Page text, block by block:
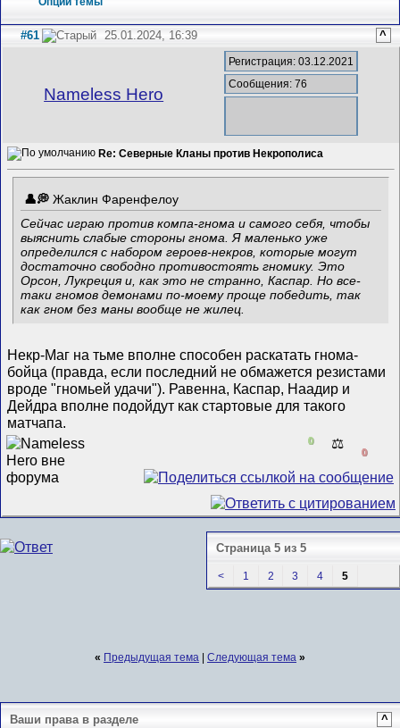
#61 25.01.2024, 16:39 ^
Nameless Hero
Регистрация: 03.12.2021
Сообщения: 76
Re: Северные Кланы против Некрополиса
Жаклин Фаренфелоу
Сейчас играю против компа-гнома и самого себя, чтобы
выяснить слабые стороны гнома. Я маленько уже
определился с набором героев-некров, которые могут
достаточно свободно противостоять гномику. Это
Орсон, Лукреция и, как это не странно, Каспар. Но все-
таки гномов демонами по-моему проще победить, так
как гном без маны вообще не жилец.
Некр-Маг на тьме вполне способен раскатать гнома-
бойца (правда, если последний не обмажется резистами
вроде "гномьей удачи"). Равенна, Каспар, Наадир и
Дейдра вполне подойдут как стартовые для такого
матчапа.
0 ⚖️
0
Страница 5 из 5
< 1 2 3 4 5
« Предыдущая тема | Следующая тема »
Ваши права в разделе ^